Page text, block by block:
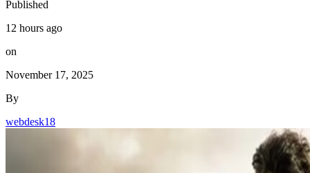
Published
12 hours ago
on
November 17, 2025
By
webdesk18